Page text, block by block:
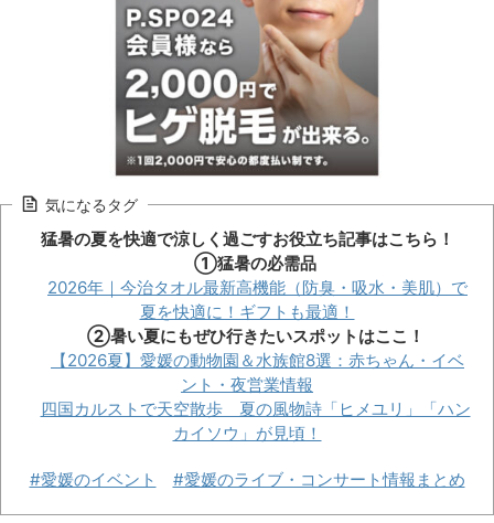
気になるタグ
猛暑の夏を快適で涼しく過ごすお役立ち記事はこちら！
①猛暑の必需品
2026年｜今治タオル最新高機能（防臭・吸水・美肌）で
夏を快適に！ギフトも最適！
②暑い夏にもぜひ行きたいスポットはここ！
【2026夏】愛媛の動物園＆水族館8選：赤ちゃん・イベ
ント・夜営業情報
四国カルストで天空散歩 夏の風物詩「ヒメユリ」「ハン
カイソウ」が見頃！
#愛媛のイベント #愛媛のライブ・コンサート情報まとめ